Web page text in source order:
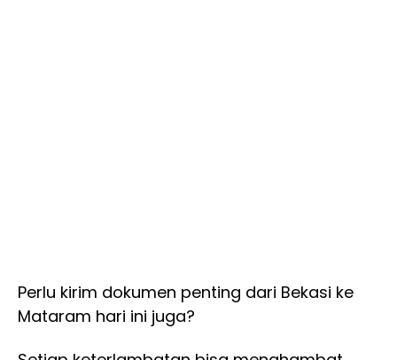
Perlu kirim dokumen penting dari Bekasi ke
Mataram hari ini juga?